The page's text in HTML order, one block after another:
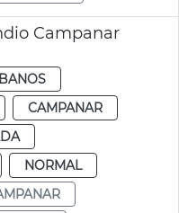
Campanar
CAMPANAR
NORMAL